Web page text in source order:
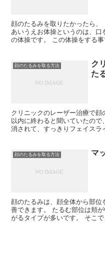
顔のたるみを取りたかったら、
あいうえお体操というのは、
の体操です。 この体操をする
顔のたるみを取る方法
ク
た
クリニックのレーザー治療で
以内に終わると聞いていたの
消されて、すっきりフェイス
顔のたるみを取る方法 マ
顔のたるみは、顔全体から部
善できます。 たるむ部位は頬
がるタイプが多いです。 そこ